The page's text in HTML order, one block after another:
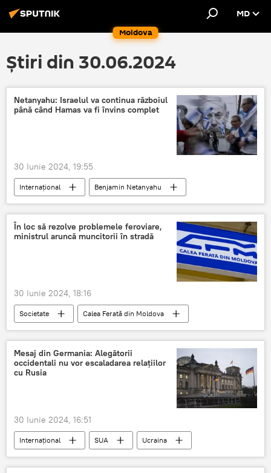
Moldova
MD
Știri din 30.06.2024
Netanyahu: Israelul va continua războiul
până când Hamas va fi învins complet
30 Iunie 2024, 19:55
Internațional
Benjamin Netanyahu
Hamas
În loc să rezolve problemele feroviare,
ministrul aruncă muncitorii în stradă
30 Iunie 2024, 18:16
Societate Calea Ferată din Moldova
Mesaj din Germania: Alegătorii
occidentali nu vor escaladarea relațiilor
cu Rusia
30 Iunie 2024, 16:51
Internațional SUA
Ucraina
Occident